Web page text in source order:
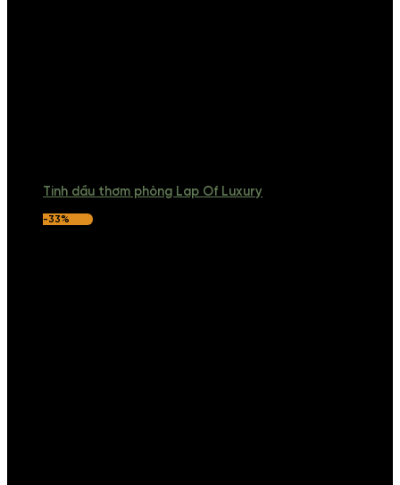
Tinh dầu thơm phòng Lap Of Luxury
-33%